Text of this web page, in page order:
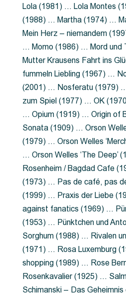
Lola (1981) … Lola Montes
(1988) … Martha (1974) …
Mein Herz – niemandem
… Momo (1986) … Mord und
Mutter Krausens Fahrt ins
fummeln Liebling (1967) …
(2001) … Nosferatu (1979)
zum Spiel (1977) … OK
… Opium (1919) … Origin of
Sonata (1909) … Orson
(1979) … Orson Welles
… Orson Welles ‘The Deep’
Rosenheim / Bagdad Cafe
(1973) … Pas de café, pas
(1999) … Praxis der Liebe
against fanatics (1969) …
(1953) … Pünktchen und
Sorghum (1988) … Rivalen
(1971) … Rosa Luxemburg
shopping (1989) … Rose
Rosenkavalier (1925) …
Schimanski – Das